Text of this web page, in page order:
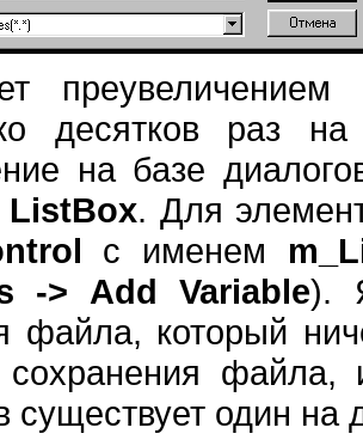
десятков раз
на базе
ListBox. Для
с именем
-> Add Variable).
файла, который
сохранения
существует один на